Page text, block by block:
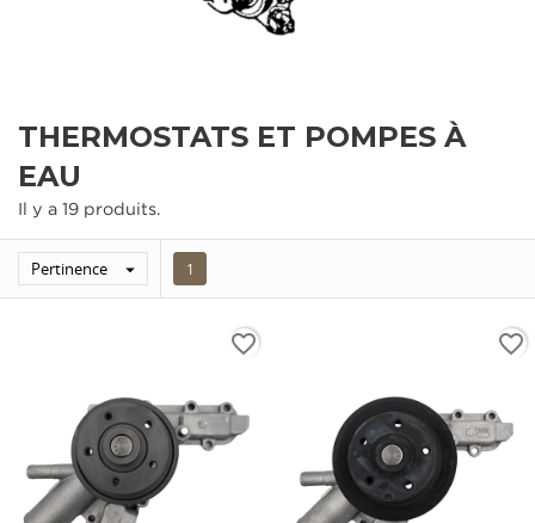
THERMOSTATS ET POMPES À
EAU
Il y a 19 produits.
Pertinence  1
favorite_border favorite_border